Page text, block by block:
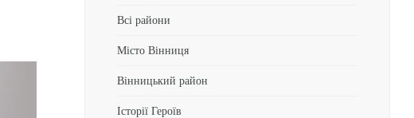
Всі райони
Місто Вінниця
Вінницький район
Історії Героїв